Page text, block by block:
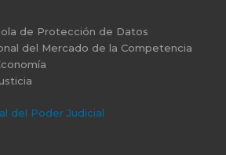
de Protección de Datos
del Mercado de la Competencia
del Poder Judicial